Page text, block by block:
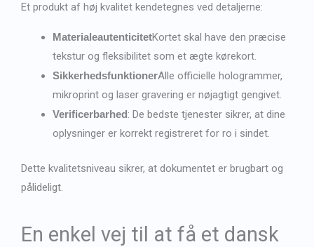
Et produkt af høj kvalitet kendetegnes ved detaljerne:
MaterialeautenticitetKortet skal have den præcise
tekstur og fleksibilitet som et ægte kørekort.
SikkerhedsfunktionerAlle officielle hologrammer,
mikroprint og laser gravering er nøjagtigt gengivet.
Verificerbarhed: De bedste tjenester sikrer, at dine
oplysninger er korrekt registreret for ro i sindet.
Dette kvalitetsniveau sikrer, at dokumentet er brugbart og
pålideligt.
En enkel vej til at få et dansk